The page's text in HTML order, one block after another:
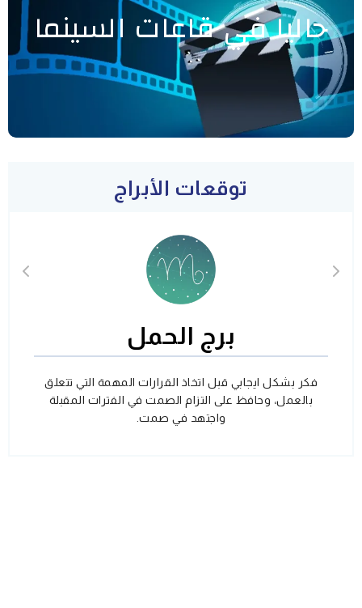
حاليا في قاعات السينما
توقعات الأبراج
برج الحمل
فكر بشكل ايجابي قبل اتخاذ القرارات المهمة التي تتعلق
بالعمل، وحافظ على التزام الصمت في الفترات المقبلة
واجتهد في صمت.